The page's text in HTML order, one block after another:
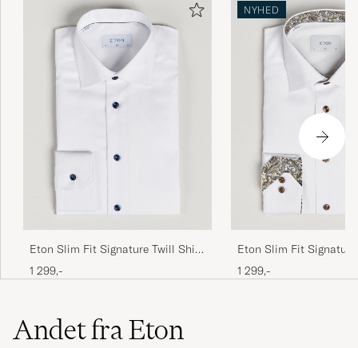
Eton Slim Fit Signature Twill Shirt
White
1 299,-
NYHED
Eton Slim Fit
Contrast Shirt White
1 299,-
Andet fra Eton